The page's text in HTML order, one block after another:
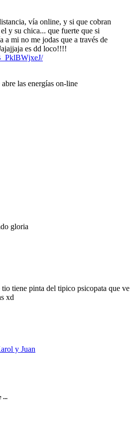
vía online, y si que cobran
y su chica... que fuerte que si
a mi no me jodas que a través de
es dd loco!!!!
las energías on-line
gloria
tiene pinta del tipico psicopata que ve
xd
y Juan
...